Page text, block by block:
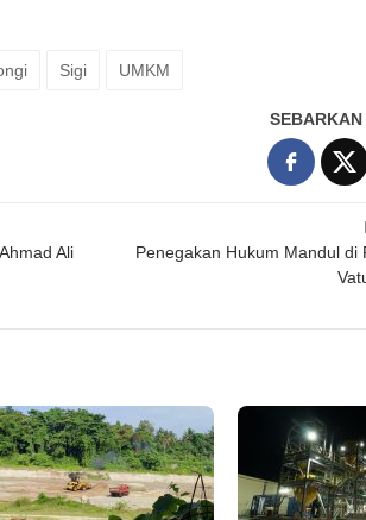
Sigi UMKM
SEBARKAN
Ali
Penegakan Hukum Mandul di